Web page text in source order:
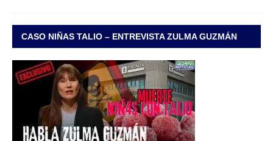
CASO NIÑAS TALIO – ENTREVISTA ZULMA GUZMÁN